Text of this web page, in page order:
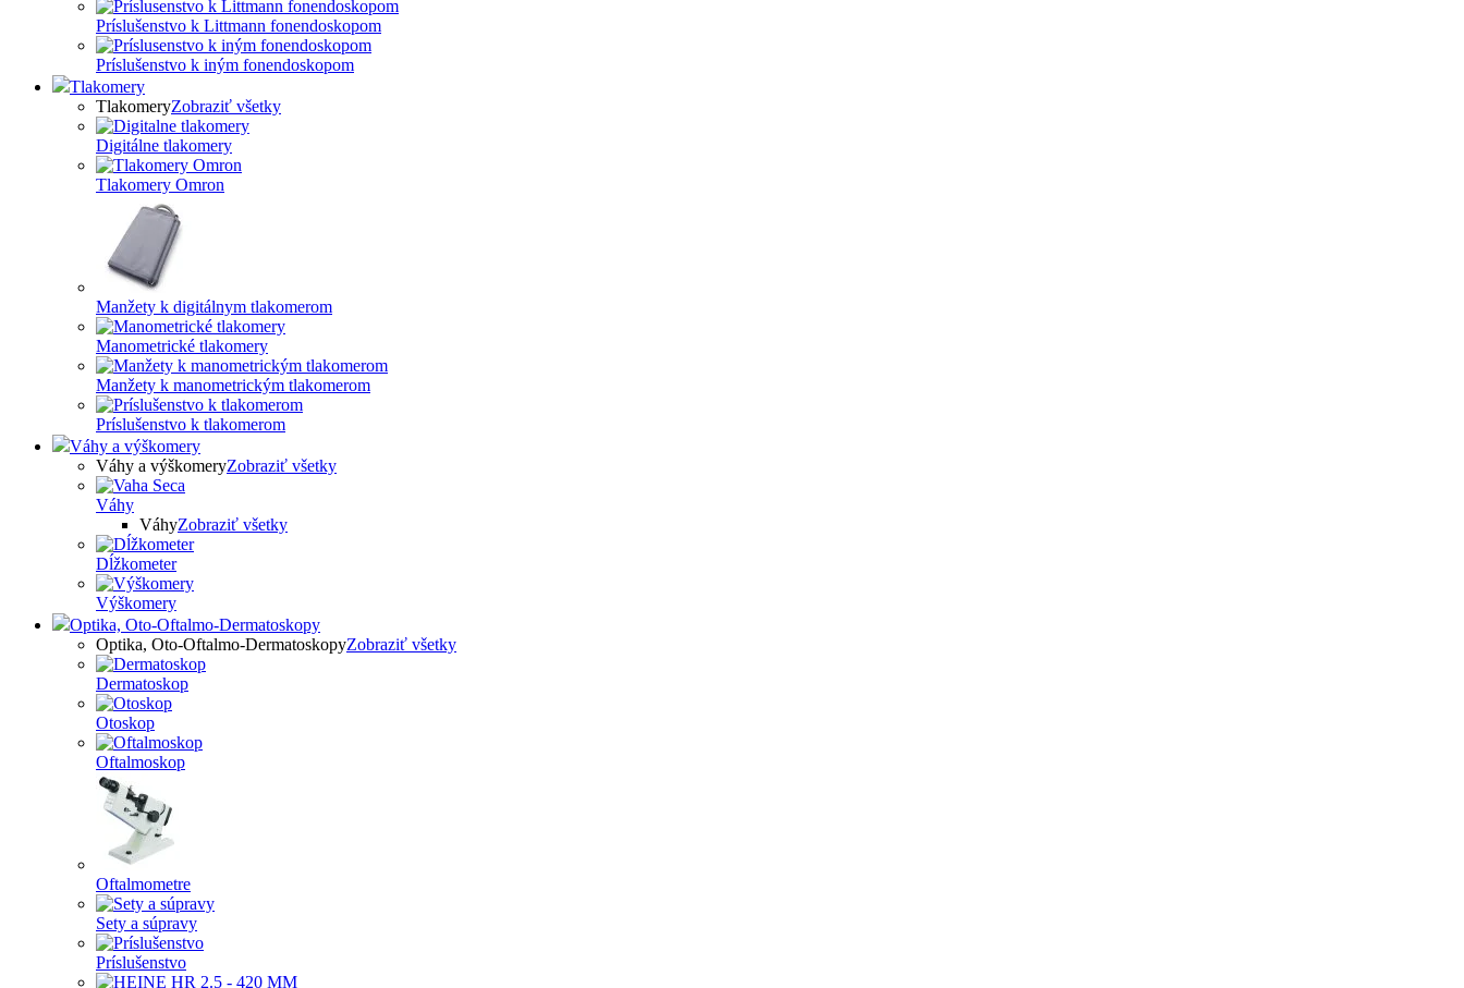
Príslušenstvo k Littmann fonendoskopom
Príslušenstvo k iným fonendoskopom
Tlakomery
TlakomeryZobraziť všetky
Digitálne tlakomery
Tlakomery Omron
Manžety k digitálnym tlakomerom
Manometrické tlakomery
Manžety k manometrickým tlakomerom
Príslušenstvo k tlakomerom
Váhy a výškomery
Váhy a výškomeryZobraziť všetky
Váhy
VáhyZobraziť všetky
Dĺžkometer
Výškomery
Optika, Oto-Oftalmo-Dermatoskopy
Optika, Oto-Oftalmo-DermatoskopyZobraziť všetky
Dermatoskop
Otoskop
Oftalmoskop
Oftalmometre
Sety a súpravy
Príslušenstvo